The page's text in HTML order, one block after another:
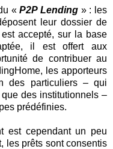
«P2P Lending» : les
leur dossier de
accepté, sur la base
il est offert aux
de contribuer au
les apporteurs
des particuliers – qui
des institutionnels –
prédéfinies.
est cependant un peu
les prêts sont consentis